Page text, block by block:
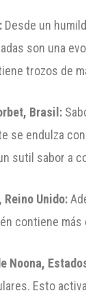
Desde un
son una
trozos de
Brasil:
se endulza
sutil sabor a
Reino Unido:
contiene
Noona,
Esto